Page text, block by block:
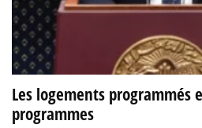
Les logements programmés
programmes